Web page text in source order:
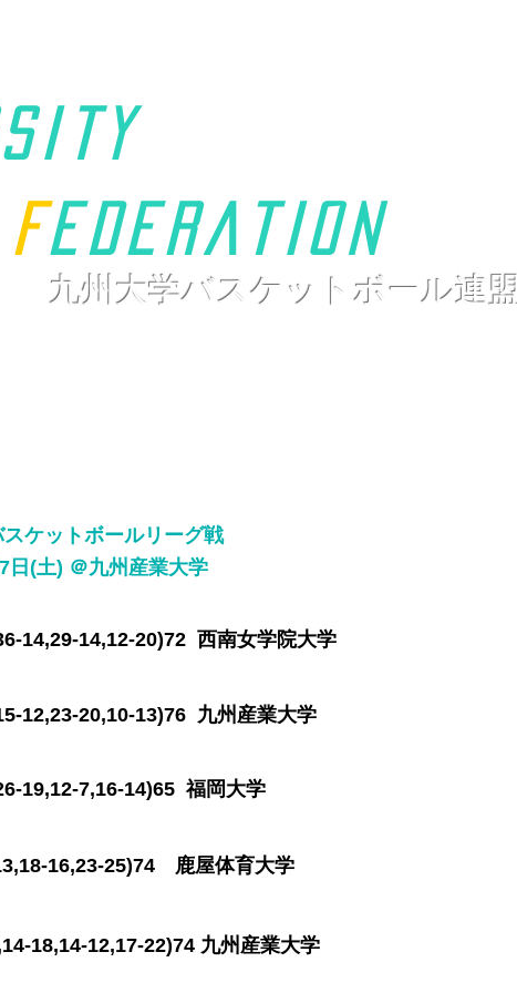
F ederation
九州大学バスケットボール連盟
ケットボールリーグ戦
(土) ＠九州産業大学
14,12-20)72 西南女学院大学
20,10-13)76 九州産業大学
19,12-7,16-14)65 福岡大学
16,23-25)74 鹿屋体育大学
18,14-12,17-22)74 九州産業大学